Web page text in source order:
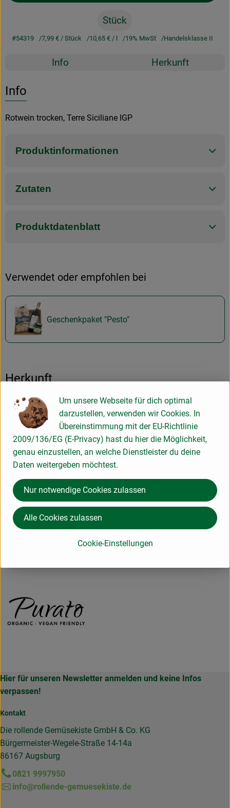
Stück
#54319 7,99 € / Stück 10,65 € / l 19% MwSt Handelsklasse II
Info Herkunft
Info
Rotwein trocken, Terre Siciliane IGP
Produktinformationen
Zutaten
Produktdatenblatt
Verwendet oder empfohlen bei
Geschenkpaket "Pesto"
Herkunft
Hersteller: Purato
Weiling GmbH
D 48653 Coesfeld
www.weiling.de
(Daten von Ecoinform)
Hier für unseren Newsletter anmelden und keine Infos
verpassen!
Kontakt
Die rollende Gemüsekiste GmbH & Co. KG
Bürgermeister-Wegele-Straße 14-14a
86167 Augsburg
0821 9997950
info@rollende-gemuesekiste.de
Um unsere Webseite für dich optimal
darzustellen, verwenden wir Cookies. In
Übereinstimmung mit der EU-Richtlinie
2009/136/EG (E-Privacy) hast du hier die Möglichkeit,
genau einzustellen, an welche Dienstleister du deine
Daten weitergeben möchtest.
Cookie-Einstellungen
Nur notwendige Cookies zulassen
Alle Cookies zulassen